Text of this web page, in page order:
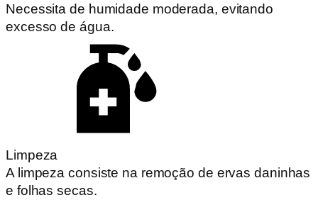
Necessita de humidade moderada, evitando
excesso de água.
Limpeza
A limpeza consiste na remoção de ervas daninhas
e folhas secas.